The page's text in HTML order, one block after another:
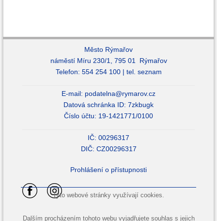
Město Rýmařov
náměstí Míru 230/1, 795 01 Rýmařov
Telefon: 554 254 100 | tel. seznam
E-mail: podatelna@rymarov.cz
Datová schránka ID: 7zkbugk
Číslo účtu: 19-1421771/0100
IČ: 00296317
DIČ: CZ00296317
Prohlášení o přístupnosti
Tyto webové stránky využívají cookies.
Dalším procházením tohoto webu vyjadřujete souhlas s jejich